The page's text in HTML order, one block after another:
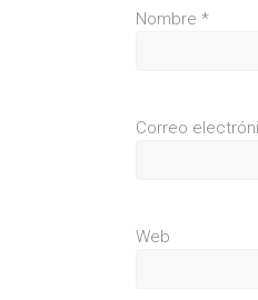
Nombre *
Correo
Web